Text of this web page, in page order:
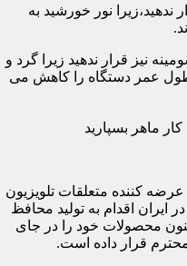
ندهید،زیرا نور خورشید به
نیز قرار ندهید زیرا گرد و
طول عمر دستگاه را کاهش می
کننده متعلقات تلویزیون
اولین بار در ایران اقدام به تولید محافظ
محصولات خود را در جای
قرار داده است.